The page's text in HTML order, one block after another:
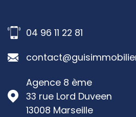
04 96 11 22 81
Agence 8 ème
33 rue Lord Duveen
13008
Marseille